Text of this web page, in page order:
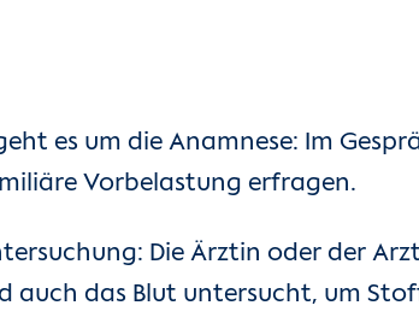
es um die Anamnese: Im
Vorbelastung erfragen.
Die Ärztin oder der
auch das Blut untersucht, um